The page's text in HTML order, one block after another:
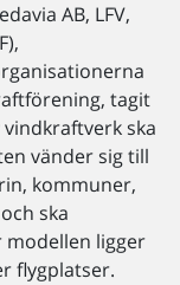
AB, LFV,
tagit
ska
vänder sig till
kommuner,
ska
ligger
flygplatser.